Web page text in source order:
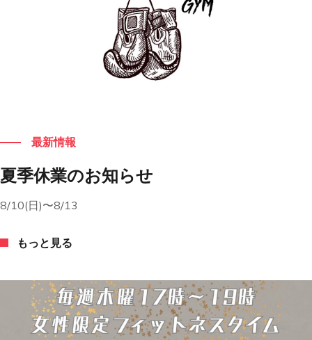
最新情報
夏季休業のお知らせ
8/10(日)〜8/13
もっと見る